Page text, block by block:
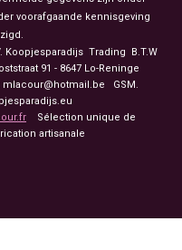
voorafgaande kennisgeving
Trading
B.T.W
91 - 8647 Lo-Reninge
mlacour@hotmail.be GSM.
Sélection unique de
Fabrication artisanale